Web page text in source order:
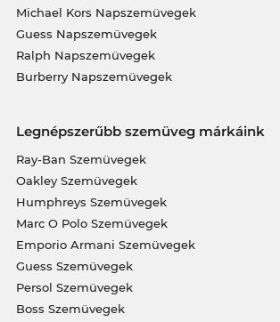
Michael Kors Napszemüvegek
Guess Napszemüvegek
Ralph Napszemüvegek
Burberry Napszemüvegek
Legnépszerűbb szemüveg márkáink
Ray-Ban Szemüvegek
Oakley Szemüvegek
Humphreys Szemüvegek
Marc O Polo Szemüvegek
Emporio Armani Szemüvegek
Guess Szemüvegek
Persol Szemüvegek
Boss Szemüvegek